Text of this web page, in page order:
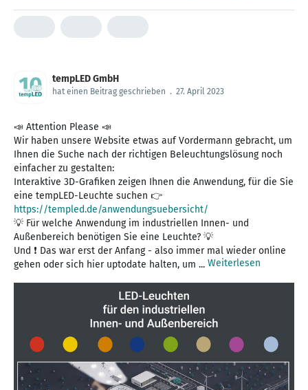
tempLED GmbH
hat einen Beitrag geschrieben . 27. April 2023
📣 Attention Please 📣
Wir haben unsere Website etwas auf Vordermann gebracht, um
Ihnen die Suche nach der richtigen Beleuchtungslösung noch
einfacher zu gestalten:
Interaktive 3D-Grafiken zeigen Ihnen die Anwendung, für die Sie
eine tempLED-Leuchte suchen 👉
https://templed.de/anwendungsuebersicht/
💡 Für welche Anwendung im industriellen Innen- und
Außenbereich benötigen Sie eine Leuchte? 💡
Und ❗️ Das war erst der Anfang - also immer mal wieder online
gehen oder sich hier uptodate halten, um ... Weiterlesen